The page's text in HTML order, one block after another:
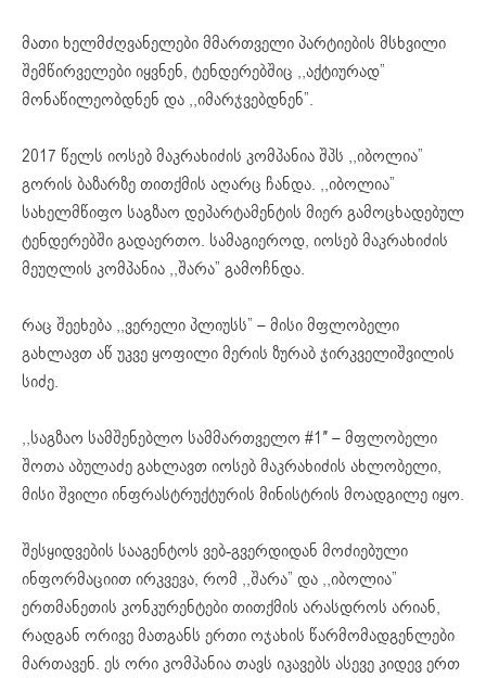
მათი ხელმძღვანელები მმართველი პარტიების მსხვილი
შემწირველები იყვნენ, ტენდერებშიც ,,აქტიურად”
მონაწილეობდნენ და ,,იმარჯვებდნენ”.
2017 წელს იოსებ მაკრახიძის კომპანია შპს ,,იბოლია”
გორის ბაზარზე თითქმის აღარც ჩანდა. ,,იბოლია”
სახელმწიფო საგზაო დეპარტამენტის მიერ გამოცხადებულ
ტენდერებში გადაერთო. სამაგიეროდ, იოსებ მაკრახიძის
მეუღლის კომპანია ,,შარა” გამოჩნდა.
რაც შეეხება ,,ვერელი პლიუსს” – მისი მფლობელი
გახლავთ აწ უკვე ყოფილი მერის ზურაბ ჯირკველიშვილის
სიძე.
,,საგზაო სამშენებლო სამმართველო #1″ – მფლობელი
შოთა აბულაძე გახლავთ იოსებ მაკრახიძის ახლობელი,
მისი შვილი ინფრასტრუქტურის მინისტრის მოადგილე იყო.
შესყიდვების სააგენტოს ვებ-გვერდიდან მოძიებული
ინფორმაციით ირკვევა, რომ ,,შარა” და ,,იბოლია”
ერთმანეთის კონკურენტები თითქმის არასდროს არიან,
რადგან ორივე მათგანს ერთი ოჯახის წარმომადგენლები
მართავენ. ეს ორი კომპანია თავს იკავებს ასევე კიდევ ერთ